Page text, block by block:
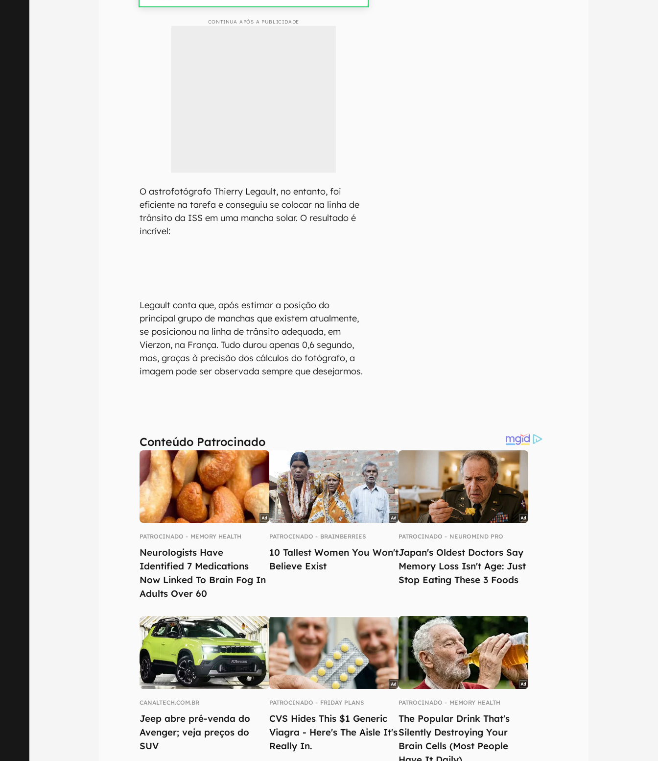
CONTINUA APÓS A PUBLICIDADE
O astrofotógrafo Thierry Legault, no entanto, foi
eficiente na tarefa e conseguiu se colocar na linha de
trânsito da ISS em uma mancha solar. O resultado é
incrível:
Legault conta que, após estimar a posição do
principal grupo de manchas que existem atualmente,
se posicionou na linha de trânsito adequada, em
Vierzon, na França. Tudo durou apenas 0,6 segundo,
mas, graças à precisão dos cálculos do fotógrafo, a
imagem pode ser observada sempre que desejarmos.